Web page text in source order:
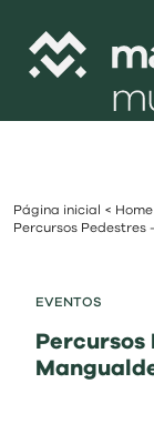
município
viver
investir
Página inicial < Home
Percursos Pedestres
EVENTOS
Percursos